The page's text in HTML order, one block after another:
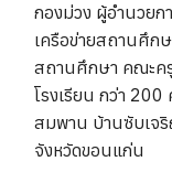
กองม่วง ผู้อำนวยก
เครือข่ายสถานศึก
สถานศึกษา คณะค
โรงเรียน กว่า
สมพาน บ้านซับเจ
จังหวัดขอนแก่น